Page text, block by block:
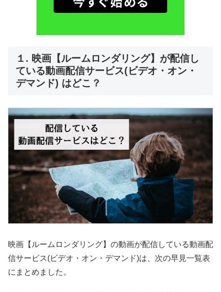
１. 映画【ルームロンダリング】が配信し
ている動画配信サービス(ビデオ・オン・
デマンド) はどこ？
映画【ルームロンダリング】の動画が配信している動画配
信サービス(ビデオ・オン・デマンド)は、次の早見一覧表
にまとめました。